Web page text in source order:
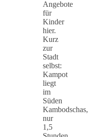
Angebote
für
Kinder
hier.
Kurz
zur
Stadt
selbst:
Kampot
liegt
im
Süden
Kambodschas,
nur
1,5